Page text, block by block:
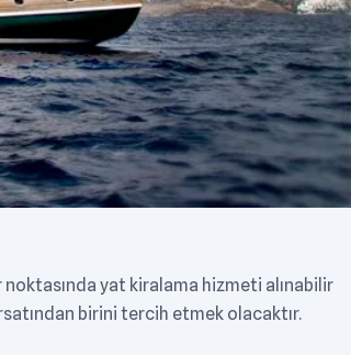
yat kiralama hizmeti alınabilir
birini tercih etmek olacaktır.